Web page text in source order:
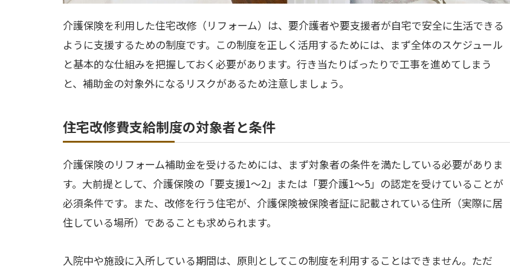
介護保険を利用した住宅改修（リフォーム）は、要介護者や要支援者が自宅で安全に生活できる
ように支援するための制度です。この制度を正しく活用するためには、まず全体のスケジュール
と基本的な仕組みを把握しておく必要があります。行き当たりばったりで工事を進めてしまう
と、補助金の対象外になるリスクがあるため注意しましょう。
住宅改修費支給制度の対象者と条件
介護保険のリフォーム補助金を受けるためには、まず対象者の条件を満たしている必要がありま
す。大前提として、介護保険の「要支援1〜2」または「要介護1〜5」の認定を受けていることが
必須条件です。また、改修を行う住宅が、介護保険被保険者証に記載されている住所（実際に居
住している場所）であることも求められます。
入院中や施設に入所している期間は、原則としてこの制度を利用することはできません。ただ